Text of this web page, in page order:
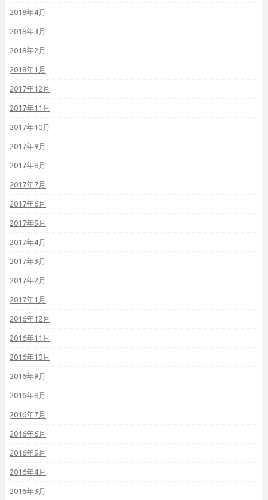
2018年4月
2018年3月
2018年2月
2018年1月
2017年12月
2017年11月
2017年10月
2017年9月
2017年8月
2017年7月
2017年6月
2017年5月
2017年4月
2017年3月
2017年2月
2017年1月
2016年12月
2016年11月
2016年10月
2016年9月
2016年8月
2016年7月
2016年6月
2016年5月
2016年4月
2016年3月